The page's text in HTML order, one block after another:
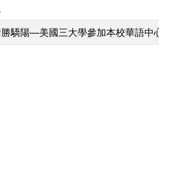
驕陽—美國三大學參加本校華語中心